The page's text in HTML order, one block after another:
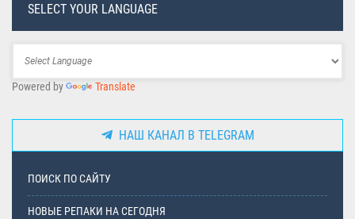
SELECT YOUR LANGUAGE
Powered by Translate
НАШ КАНАЛ В TELEGRAM
ПОИСК ПО САЙТУ
НОВЫЕ РЕПАКИ НА СЕГОДНЯ